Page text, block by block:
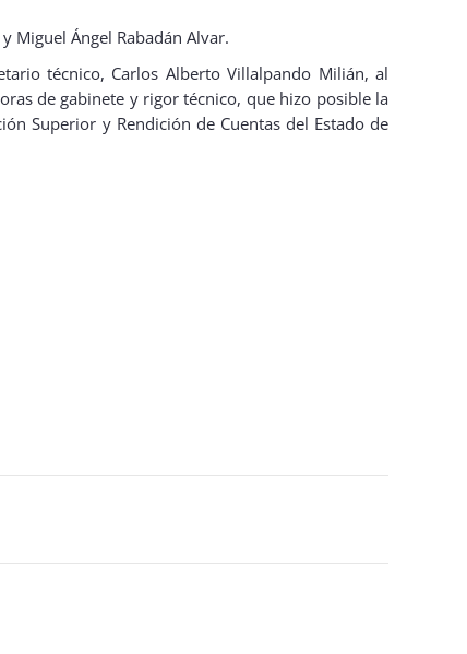
Miguel Ángel Rabadán Alvar.
técnico, Carlos Alberto Villalpando Milián, al
de gabinete y rigor técnico, que hizo posible la
Superior y Rendición de Cuentas del Estado de